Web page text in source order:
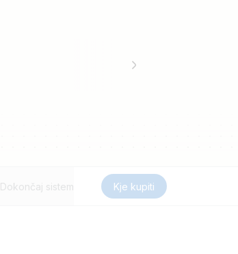
Dokončaj sistem Kje kupiti